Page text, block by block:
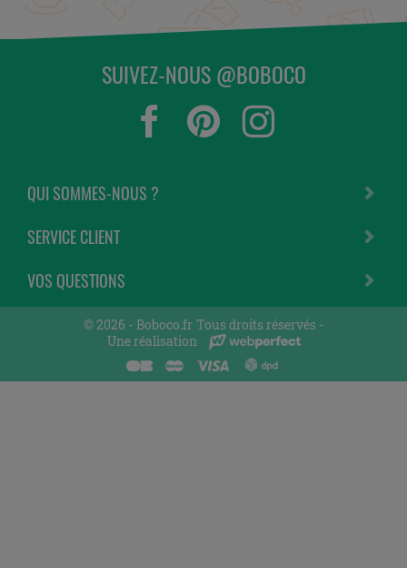
QUI SOMMES-NOUS ?
SERVICE CLIENT
VOS QUESTIONS
SUIVEZ-NOUS @BOBOCO
© 2026 - Boboco.fr Tous droits réservés -
Une réalisation